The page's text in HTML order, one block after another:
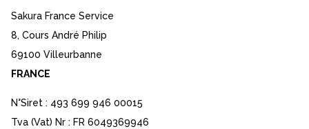
Sakura France Service
8, Cours André Philip
69100 Villeurbanne
FRANCE
N°Siret : 493 699 946 00015
Tva (Vat) Nr : FR 6049369946